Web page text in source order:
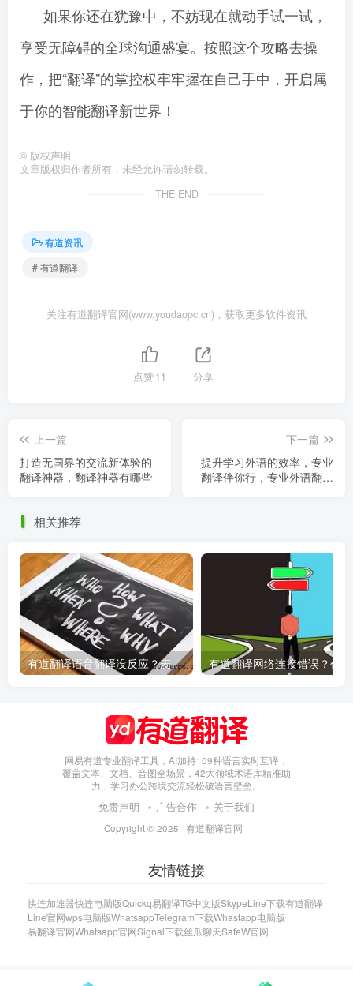
如果你还在犹豫中，不妨现在就动手试一试，
享受无障碍的全球沟通盛宴。按照这个攻略去操
作，把“翻译”的掌控权牢牢握在自己手中，开启属
于你的智能翻译新世界！
© 版权声明
文章版权归作者所有，未经允许请勿转载。
THE END
有道资讯
# 有道翻译
关注有道翻译官网(www.youdaopc.cn)，获取更多软件资讯
点赞11 分享
上一篇
打造无国界的交流新体验的
翻译神器，翻译神器有哪些
下一篇
提升学习外语的效率，专业
翻译伴你行，专业外语翻译
相关推荐
有道翻译语音翻译没反应？麦克风权限设置指南
网易有道专业翻译工具，AI加持109种语言实时互译，
覆盖文本、文档、音图全场景，42大领域术语库精准助
力，学习办公跨境交流轻松破语言壁垒。
免责声明 广告合作 关于我们
Copyright © 2025 · 有道翻译官网 ·
友情链接
快连加速器快连电脑版Quickq易翻译TG中文版SkypeLine下载有道翻译
Line官网wps电脑版WhatsappTelegram下载Whastapp电脑版
易翻译官网Whatsapp官网Signal下载丝瓜聊天SafeW官网